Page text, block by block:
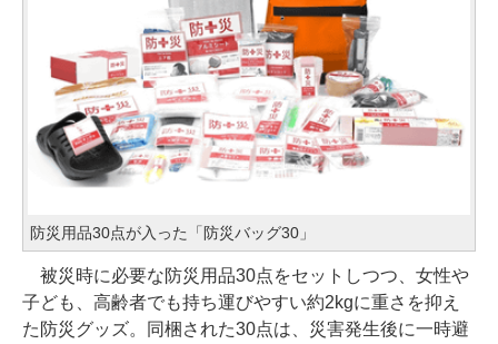
防災用品30点が入った「防災バッグ30」
被災時に必要な防災用品30点をセットしつつ、女性や
子ども、高齢者でも持ち運びやすい約2kgに重さを抑え
た防災グッズ。同梱された30点は、災害発生後に一時避